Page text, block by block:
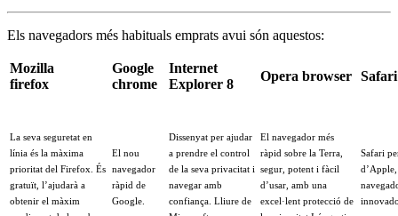
Els navegadors més habituals emprats avui són aquestos:
Mozilla
firefox
Google
chrome
Internet
Explorer 8
Opera browser Safari
La seva seguretat en
línia és la màxima
prioritat del Firefox. És
gratuït, l’ajudarà a
obtenir el màxim
El nou
navegador
ràpid de
Google.
Dissenyat per ajudar
a prendre el control
de la seva privacitat i
navegar amb
confiança. Lliure de
El navegador més
ràpid sobre la Terra,
segur, potent i fàcil
d’usar, amb una
excel·lent protecció de
Safari